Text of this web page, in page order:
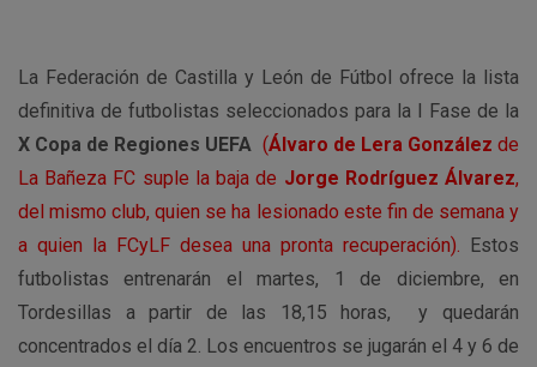
La Federación de Castilla y León de Fútbol ofrece la lista
definitiva de futbolistas seleccionados para la I Fase de la
X Copa de Regiones UEFA (Álvaro de Lera González de
La Bañeza FC suple la baja de Jorge Rodríguez Álvarez,
del mismo club, quien se ha lesionado este fin de semana y
a quien la FCyLF desea una pronta recuperación). Estos
futbolistas entrenarán el martes, 1 de diciembre, en
Tordesillas a partir de las 18,15 horas, y quedarán
concentrados el día 2. Los encuentros se jugarán el 4 y 6 de